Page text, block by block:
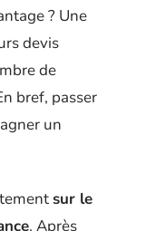
? Une
devis
de
bref, passer
un
sur le
. Après